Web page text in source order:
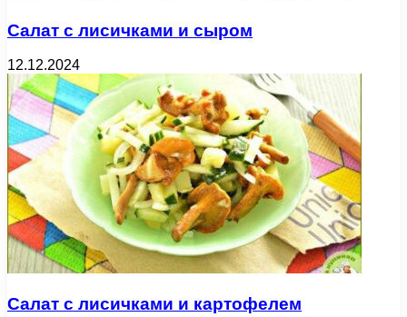
Салат с лисичками и сыром
12.12.2024
Салат с лисичками и картофелем